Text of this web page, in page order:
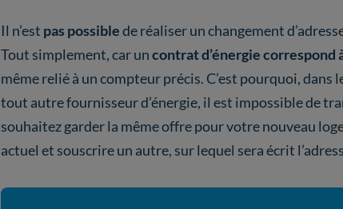
Il n’est pas possiblede réaliser un changement
Tout simplement, car uncontrat d’énergie correspond
même relié à un compteur précis. C’est pourquoi, dans
tout autre fournisseur d’énergie, il est impossible de
souhaitez garder la même offre pour votre nouveau
actuel et souscrire un autre, sur lequel sera écrit